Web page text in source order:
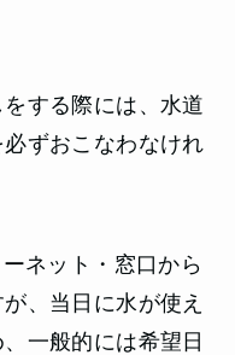
する際には、水道
ずおこなわなけれ
ネット・窓口から
、当日に水が使え
一般的には希望日